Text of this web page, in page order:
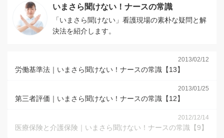
いまさら聞けない！ナースの常識
「いまさら聞けない」看護現場の素朴な疑問と解
決法を紹介します。
2013/02/12
労働基準法｜いまさら聞けない！ナースの常識【13】
2013/01/25
第三者評価｜いまさら聞けない！ナースの常識【12】
2012/12/14
医療保険と介護保険｜いまさら聞けない！ナースの常識【9】